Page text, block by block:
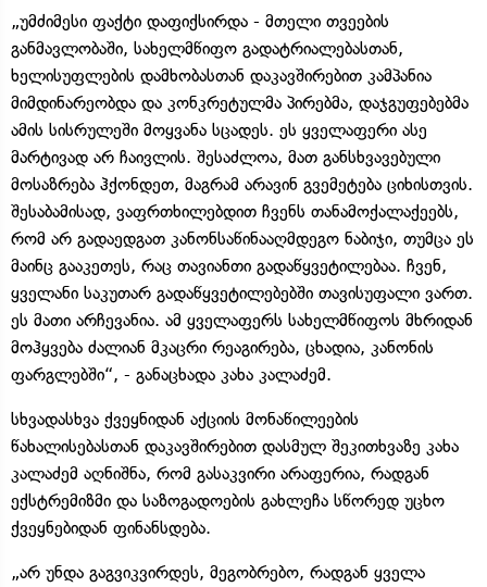
„უმძიმესი ფაქტი დაფიქსირდა - მთელი თვეების
განმავლობაში, სახელმწიფო გადატრიალებასთან,
ხელისუფლების დამხობასთან დაკავშირებით კამპანია
მიმდინარეობდა და კონკრეტულმა პირებმა, დაჯგუფებებმა
ამის სისრულეში მოყვანა სცადეს. ეს ყველაფერი ასე
მარტივად არ ჩაივლის. შესაძლოა, მათ განსხვავებული
მოსაზრება ჰქონდეთ, მაგრამ არავინ გვემეტება ციხისთვის.
შესაბამისად, ვაფრთხილებდით ჩვენს თანამოქალაქეებს,
რომ არ გადაედგათ კანონსაწინააღმდეგო ნაბიჯი, თუმცა ეს
მაინც გააკეთეს, რაც თავიანთი გადაწყვეტილებაა. ჩვენ,
ყველანი საკუთარ გადაწყვეტილებებში თავისუფალი ვართ.
ეს მათი არჩევანია. ამ ყველაფერს სახელმწიფოს მხრიდან
მოჰყვება ძალიან მკაცრი რეაგირება, ცხადია, კანონის
ფარგლებში“, - განაცხადა კახა კალაძემ.
სხვადასხვა ქვეყნიდან აქციის მონაწილეების
წახალისებასთან დაკავშირებით დასმულ შეკითხვაზე კახა
კალაძემ აღნიშნა, რომ გასაკვირი არაფერია, რადგან
ექსტრემიზმი და საზოგადოების გახლეჩა სწორედ უცხო
ქვეყნებიდან ფინანსდება.
„არ უნდა გაგვიკვირდეს, მეგობრებო, რადგან ყველა